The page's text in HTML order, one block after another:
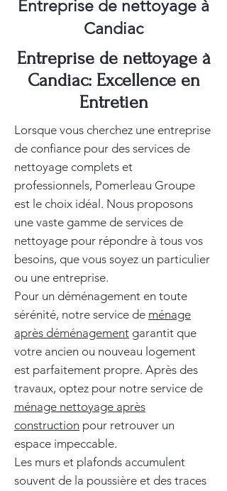
Entreprise de nettoyage à
Candiac
Entreprise de nettoyage à
Candiac: Excellence en
Entretien
Lorsque vous cherchez une entreprise
de confiance pour des services de
nettoyage complets et
professionnels, Pomerleau Groupe
est le choix idéal. Nous proposons
une vaste gamme de services de
nettoyage pour répondre à tous vos
besoins, que vous soyez un particulier
ou une entreprise.
Pour un déménagement en toute
sérénité, notre service de ménage
après déménagement garantit que
votre ancien ou nouveau logement
est parfaitement propre. Après des
travaux, optez pour notre service de
ménage nettoyage après
construction pour retrouver un
espace impeccable.
Les murs et plafonds accumulent
souvent de la poussière et des traces